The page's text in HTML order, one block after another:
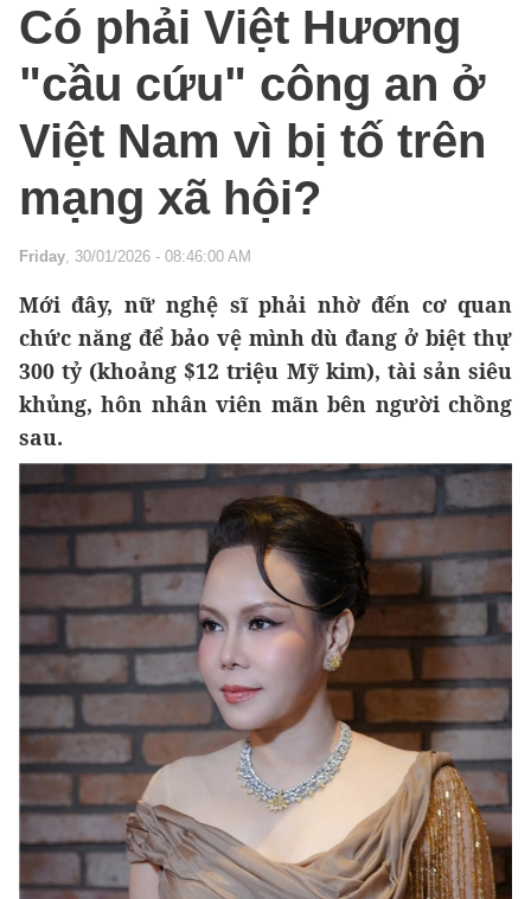
Có phải Việt Hương
"cầu cứu" công an ở
Việt Nam vì bị tố trên
mạng xã hội?
Friday, 30/01/2026 - 08:46:00 AM
Mới đây, nữ nghệ sĩ phải nhờ đến cơ quan
chức năng để bảo vệ mình dù đang ở biệt thự
300 tỷ (khoảng $12 triệu Mỹ kim), tài sản siêu
khủng, hôn nhân viên mãn bên người chồng
sau.